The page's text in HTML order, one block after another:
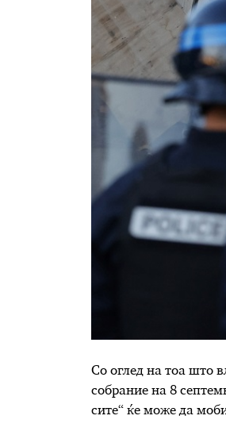
Со оглед на тоа што
собрание на 8
сите“ ќе може да